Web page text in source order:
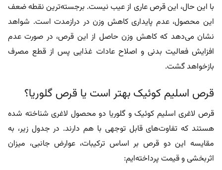
با این حال، این قرص عاری از عیب نیست. برجسته‌ترین نقطه ضعف
این محصول، عدم پایداری کاهش وزن در درازمدت است. شواهد
نشان می‌دهد که کاهش وزن حاصل از این قرص، در صورت عدم
افزایش فعالیت بدنی و اصلاح عادات غذایی پس از قطع مصرف
بازخواهد گشت.
قرص اسلیم کوئیک بهتر است یا قرص گلوریا؟
قرص لاغری اسلیم کوئیک و گلوریا دو محصول لاغری شناخته‌ شده
هستند که تفاوت‌های قابل توجهی با هم دارند. در جدول زیر، به
مقایسه این دو قرص بر اساس ترکیبات، عوارض جانبی، میزان
اثربخشی و قیمت پرداخته‌ایم: